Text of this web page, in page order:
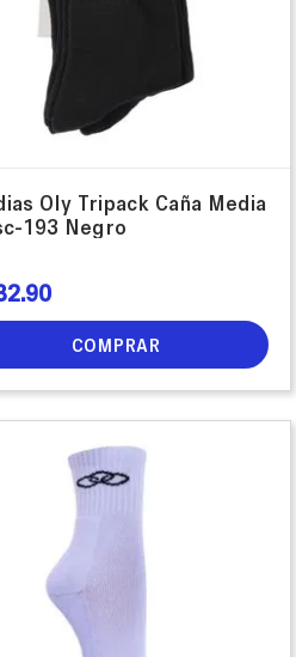
Oly Tripack Caña Media
193 Negro
.90
COMPRAR